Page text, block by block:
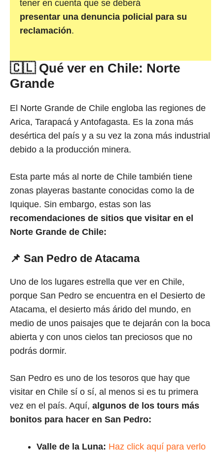
tener en cuenta que se deberá
presentar una denuncia policial para su
reclamación.
🇨🇱 Qué ver en Chile: Norte
Grande
El Norte Grande de Chile engloba las regiones de
Arica, Tarapacá y Antofagasta. Es la zona más
desértica del país y a su vez la zona más industrial
debido a la producción minera.
Esta parte más al norte de Chile también tiene
zonas playeras bastante conocidas como la de
Iquique. Sin embargo, estas son las
recomendaciones de sitios que visitar en el
Norte Grande de Chile:
📌 San Pedro de Atacama
Uno de los lugares estrella que ver en Chile,
porque San Pedro se encuentra en el Desierto de
Atacama, el desierto más árido del mundo, en
medio de unos paisajes que te dejarán con la boca
abierta y con unos cielos tan preciosos que no
podrás dormir.
San Pedro es uno de los tesoros que hay que
visitar en Chile sí o sí, al menos si es tu primera
vez en el país. Aquí, algunos de los tours más
bonitos para hacer en San Pedro:
Valle de la Luna: Haz click aquí para verlo